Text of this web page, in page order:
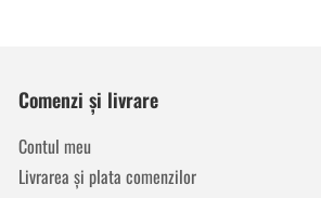
Comenzi și livrare
Contul meu
Livrarea și plata comenzilor